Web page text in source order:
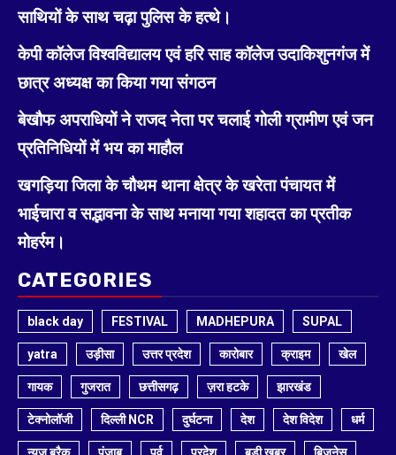
साथियों के साथ चढ़ा पुलिस के हत्थे।
केपी कॉलेज विश्वविद्यालय एवं हरि साह कॉलेज उदाकिशुनगंज में
छात्र अध्यक्ष का किया गया संगठन
बेखौफ अपराधियों ने राजद नेता पर चलाई गोली ग्रामीण एवं जन
प्रतिनिधियों में भय का माहौल
खगड़िया जिला के चौथम थाना क्षेत्र के खरेता पंचायत में
भाईचारा व सद्भावना के साथ मनाया गया शहादत का प्रतीक
मोहर्रम।
CATEGORIES
black day FESTIVAL MADHEPURA SUPAL
yatra उड़ीसा उत्तर प्रदेश कारोबार क्राइम खेल
गायक गुजरात छत्तीसगढ़ ज़रा हटके झारखंड
टेक्नोलॉजी दिल्ली NCR दुर्घटना देश देश विदेश धर्म